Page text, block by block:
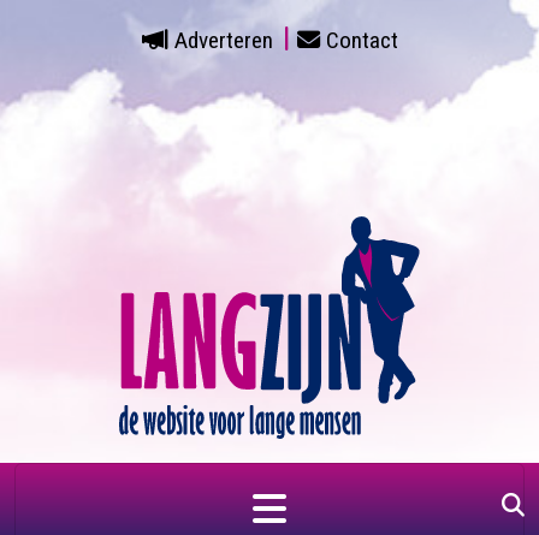
Adverteren Contact